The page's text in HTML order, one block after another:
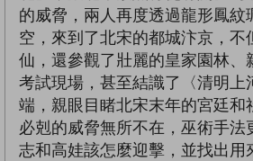
的威脅，兩人再度透過龍形鳳紋
空，來到了北宋的都城汴京，不
仙，還參觀了壯麗的皇家園林、
考試現場，甚至結識了〈清明上
端，親眼目睹北宋末年的宮廷
必剋的威脅無所不在，巫術手法
志和高娃該怎麼迎擊，並找出用